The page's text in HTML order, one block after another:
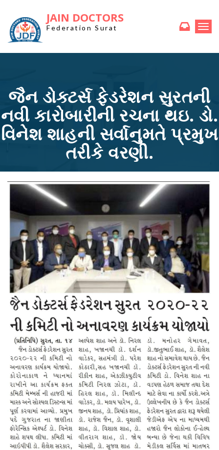
JAIN DOCTORS
Federation Surat
જૈન ડોક્ટર્સ ફેડરેશન સુરતની
નવી કારોબારીની રચના થઇ. ડો.
વિનેશ શાહની સર્વાનુમતે પ્રમુખ
તરીકે વરણી.